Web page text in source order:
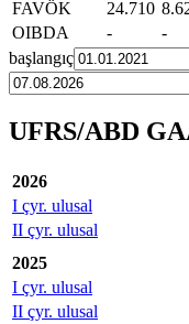
FAVÖK 24.710
OIBDA
- -
başlangıç
UFRS/ABD
2026
I çyr. ulusal
II çyr. ulusal
2025
I çyr. ulusal
II çyr. ulusal